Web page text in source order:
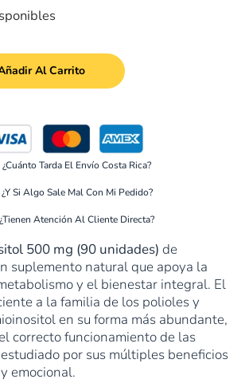
Al Carrito
Tarda El Envío Costa Rica?
Si Algo Sale Mal Con Mi Pedido?
Atención Al Cliente Directa?
500 mg (90 unidades) de
suplemento natural que apoya la
y el bienestar integral. El
a la familia de los polioles y
en su forma más abundante,
correcto funcionamiento de las
por sus múltiples beneficios
emocional.